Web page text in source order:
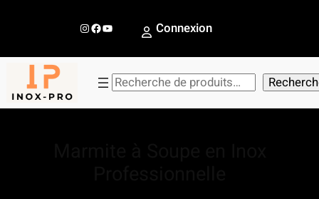
InstagramFacebook YouTube Connexion
R